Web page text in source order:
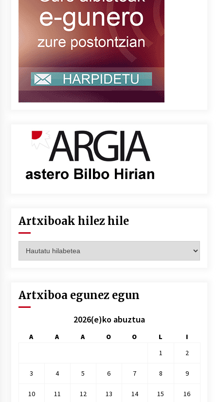
Artxiboak hilez hile
hilez
Artxiboa egunez egun
2026(e)ko abuztua
A A A O O L
I
1
2
3 4 5 6 7 8 9
10 11 12 13 14 15 16